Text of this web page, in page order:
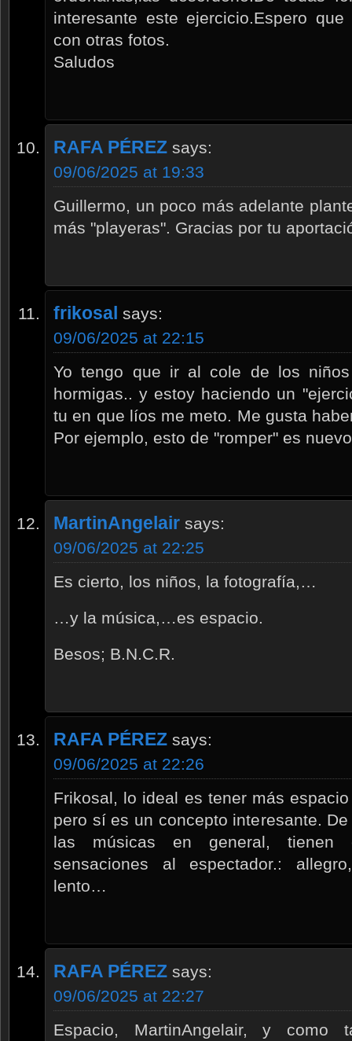
interesante este ejercicio.Espero
con otras fotos.
Saludos
RAFA PÉREZ says:
09/06/2025 at 19:33
Guillermo, un poco más adelante
más "playeras". Gracias por tu
frikosal says:
09/06/2025 at 22:15
Yo tengo que ir al cole de los
hormigas.. y estoy haciendo un
tu en que líos me meto. Me gusta
Por ejemplo, esto de "romper" es
MartinAngelair says:
09/06/2025 at 22:25
Es cierto, los niños, la fotografía,…
…y la música,…es espacio.
Besos; B.N.C.R.
RAFA PÉREZ says:
09/06/2025 at 22:26
Frikosal, lo ideal es tener más
pero sí es un concepto interesante.
las músicas en general, tienen
sensaciones al espectador.:
lento…
RAFA PÉREZ says:
09/06/2025 at 22:27
Espacio, MartinAngelair, y